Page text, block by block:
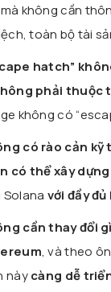
mà không cần
toàn bộ tài
hatch”
phải thuộc
không có
có rào cản kỹ
có thể xây
với đầy
cần thay đổi
, và theo
nàycàng dễ